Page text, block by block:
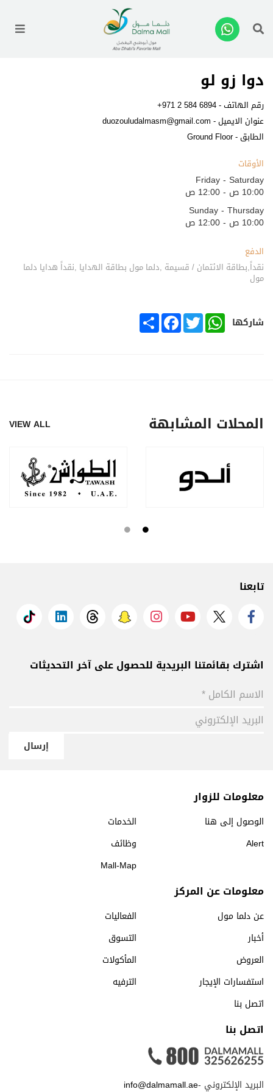
دوا زو لو
رقم الهاتف -+971 2 584 6894
عنوان الايميل - duozouludalmasm@gmail.com
الطابق - Ground Floor
الأوقات
Friday - Saturday
10:00 ص - 12:00 ص
Sunday - Thursday
10:00 ص - 12:00 ص
الدفع
نقداً,بطاقة الائتمان / قسيمة ,دلما مول بطاقة الهدايا ,نقداً هدايا دلما
مول
شاركها SHARE
FACEBOOKTWITTER
WHATSAPP
المحلات المشابهة VIEW ALL
تابعنا
اشترك بقائمتنا البريدية للحصول على آخر التحديثات
إرسال
معلومات للزوار
الخدمات
الوصول إلى هنا
وظائف
Alert
Mall-Map
معلومات عن المركز
عن دلما مول
الفعاليات
أخبار
التسوق
العروض
المأكولات
استفسارات الإيجار
الترفيه
اتصل بنا
اتصل بنا
البريد الإلكتروني -info@dalmamall.ae